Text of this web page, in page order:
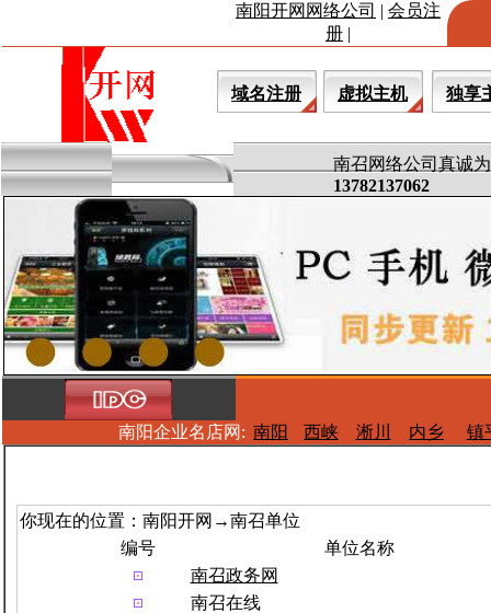
南阳开网网络公司 | 会员注
册 |
域名注册 虚拟主机 独享
南召网络公司真诚
13782137062
南阳企业名店网: 南阳 西峡 淅川 内乡 镇
你现在的位置：南阳开网→南召单位
编号
单位名称
南召政务网
南召在线